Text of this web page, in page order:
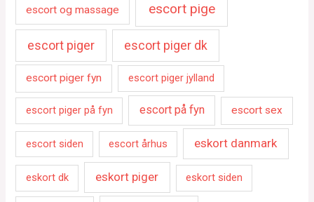
escort og massage escort pige
escort piger escort piger dk
escort piger fyn escort piger jylland
escort piger på fyn escort på fyn escort sex
escort siden escort århus eskort danmark
eskort dk eskort piger eskort siden